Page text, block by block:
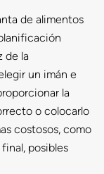
de alimentos
de la
un imán e
la
o colocarlo
costosos, como
posibles